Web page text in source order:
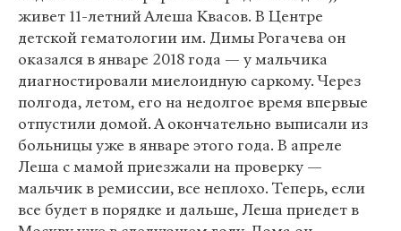
живет 11-летний Алеша Квасов. В Центре
детской гематологии им. Димы Рогачева он
оказался в январе 2018 года — у мальчика
диагностировали миелоидную саркому. Через
полгода, летом, его на недолгое время впервые
отпустили домой. А окончательно выписали из
больницы уже в январе этого года. В апреле
Леша с мамой приезжали на проверку —
мальчик в ремиссии, все неплохо. Теперь, если
все будет в порядке и дальше, Леша приедет в